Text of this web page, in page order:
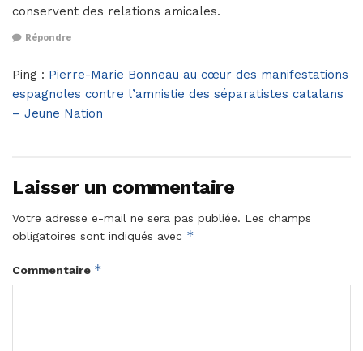
conservent des relations amicales.
Répondre
Ping : Pierre-Marie Bonneau au cœur des manifestations
espagnoles contre l’amnistie des séparatistes catalans
– Jeune Nation
Laisser un commentaire
Votre adresse e-mail ne sera pas publiée. Les champs
obligatoires sont indiqués avec *
Commentaire *